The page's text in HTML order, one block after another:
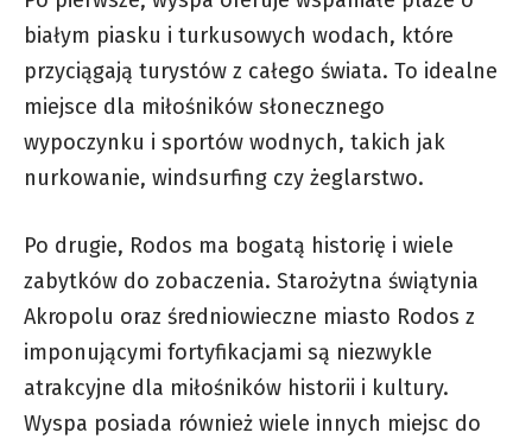
białym piasku i turkusowych wodach, które
przyciągają turystów z całego świata. To idealne
miejsce dla miłośników słonecznego
wypoczynku i sportów wodnych, takich jak
nurkowanie, windsurfing czy żeglarstwo.
Po drugie, Rodos ma bogatą historię i wiele
zabytków do zobaczenia. Starożytna świątynia
Akropolu oraz średniowieczne miasto Rodos z
imponującymi fortyfikacjami są niezwykle
atrakcyjne dla miłośników historii i kultury.
Wyspa posiada również wiele innych miejsc do